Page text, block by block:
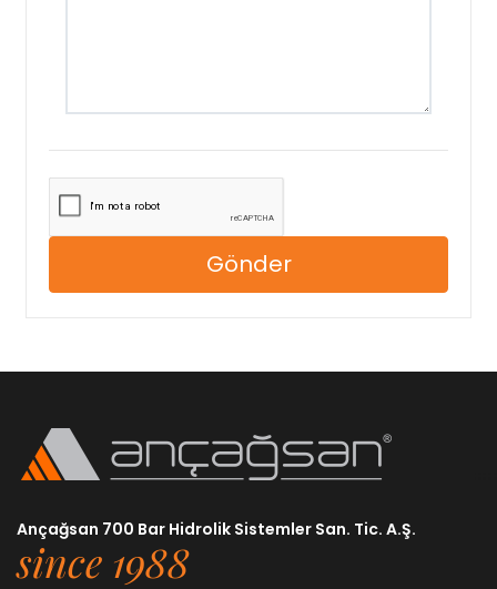
Gönder
Ançağsan 700 Bar Hidrolik Sistemler San. Tic. A.Ş.
since 1988